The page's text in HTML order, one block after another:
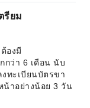
รียม
องมี
กว่า 6 เดือน นับ
ทะเบียนบัตรขา
น้าอย่างน้อย 3 วัน